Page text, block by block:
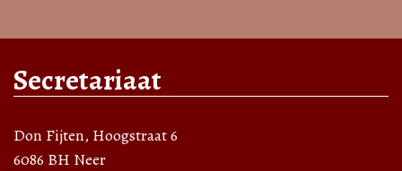
Secretariaat
Don Fijten, Hoogstraat 6
6086 BH Neer